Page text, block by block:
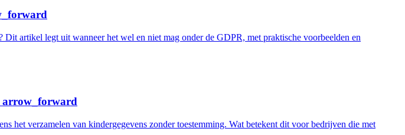
artikel legt uit wanneer het wel en niet mag onder de GDPR, met praktische voorbeelden en
arrow_forward
het verzamelen van kindergegevens zonder toestemming. Wat betekent dit voor bedrijven die met